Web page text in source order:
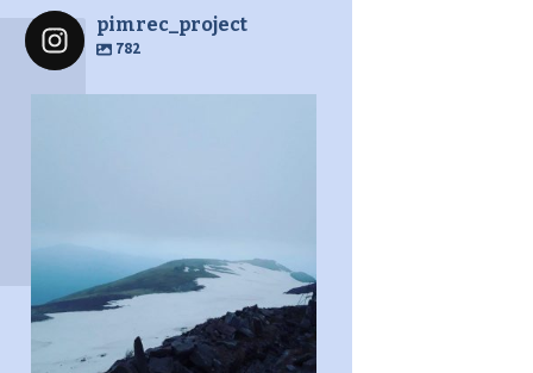
pimrec_project
782